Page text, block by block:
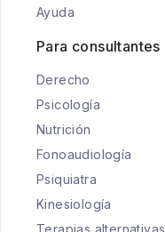
Ayuda
Para consultantes
Derecho
Psicología
Nutrición
Fonoaudiología
Psiquiatra
Kinesiología
Terapias alternativas